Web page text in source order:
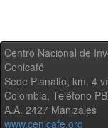
Centro Nacional de
Cenicafé
Sede Planalto, km. 4
Colombia, Teléfono
A.A. 2427 Manizales
www.cenicafe.org